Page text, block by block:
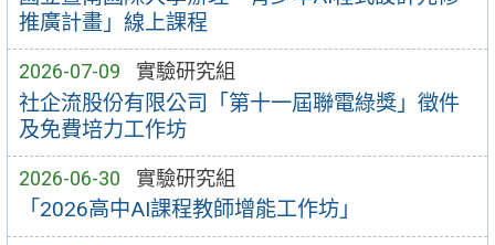
推廣計畫」線上課程
2026-07-09 實驗研究組
社企流股份有限公司「第十一屆聯電綠獎」徵件
及免費培力工作坊
2026-06-30 實驗研究組
「2026高中AI課程教師增能工作坊」